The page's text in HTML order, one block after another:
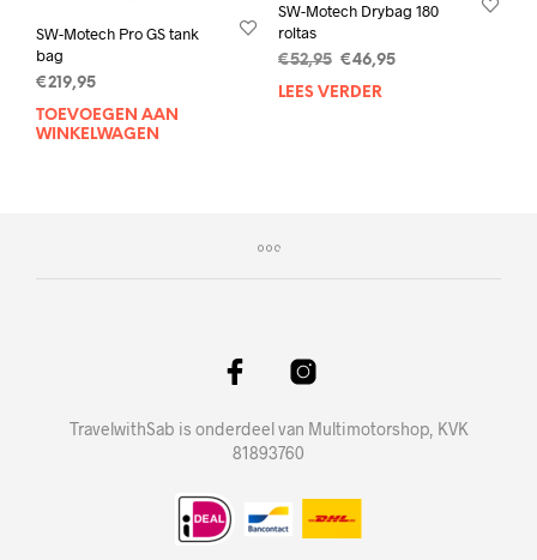
SW-Motech Pro GS tank
bag
€219,95
TOEVOEGEN AAN
WINKELWAGEN
SW-Motech Drybag 180
roltas
€52,95 Oorspronkelijke
prijs
€46,95Huidige
LEES VERDER
TravelwithSab is onderdeel van Multimotorshop, KVK
81893760